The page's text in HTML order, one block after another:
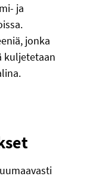
ja
jonka
kuljetetaan